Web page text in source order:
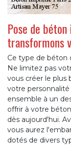
Pose de
transformons
Ce type de béton
Ne limitez pas
vous créer le plus
votre
ensemble à un
offrir à votre
dès aujourd'hui.
vous aurez
dotés de divers